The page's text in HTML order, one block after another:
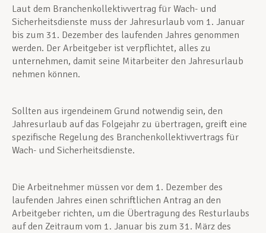
Laut dem Branchenkollektivvertrag für Wach- und
Sicherheitsdienste muss der Jahresurlaub vom 1. Januar
bis zum 31. Dezember des laufenden Jahres genommen
werden. Der Arbeitgeber ist verpflichtet, alles zu
unternehmen, damit seine Mitarbeiter den Jahresurlaub
nehmen können.
Sollten aus irgendeinem Grund notwendig sein, den
Jahresurlaub auf das Folgejahr zu übertragen, greift eine
spezifische Regelung des Branchenkollektivvertrags für
Wach- und Sicherheitsdienste.
Die Arbeitnehmer müssen vor dem 1. Dezember des
laufenden Jahres einen schriftlichen Antrag an den
Arbeitgeber richten, um die Übertragung des Resturlaubs
auf den Zeitraum vom 1. Januar bis zum 31. März des